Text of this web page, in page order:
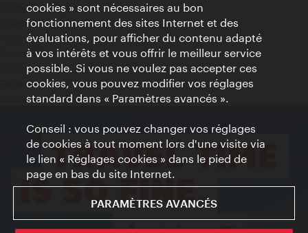
Mentions obligatoires
Charte sur le respect de la vie privée
Terms of Use
Accessibilité
Contact presse
Paramètres de cookies
© Copyright WienTourismus
cookies » sont nécessaires au bon
fonctionnement des sites Internet et des
évaluations, pour afficher du contenu adapté
à vos intérêts et vous offrir le meilleur service
possible. Si vous ne voulez pas accepter ces
cookies, vous pouvez modifier vos réglages
standard dans « Paramètres avancés ».
Conseil : vous pouvez changer vos réglages
de cookies à tout moment lors d'une visite via
le lien « Réglages cookies » dans le pied de
page en bas du site Internet.
PARAMÈTRES AVANCÉS